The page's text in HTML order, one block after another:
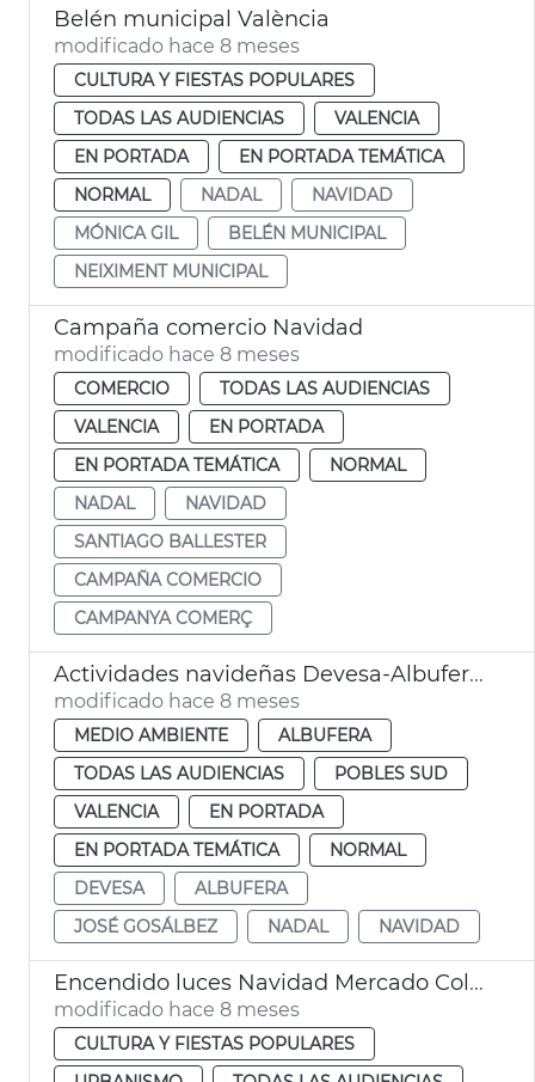
Belén municipal València
modificado hace 8 meses
CULTURA Y FIESTAS POPULARES
TODAS LAS AUDIENCIAS
VALENCIA
EN PORTADA
EN PORTADA TEMÁTICA
NORMAL
NADAL
NAVIDAD
MÓNICA GIL
BELÉN MUNICIPAL
NEIXIMENT MUNICIPAL
Campaña comercio Navidad
modificado hace 8 meses
COMERCIO
TODAS LAS AUDIENCIAS
VALENCIA
EN PORTADA
EN PORTADA TEMÁTICA
NORMAL
NADAL
NAVIDAD
SANTIAGO BALLESTER
CAMPAÑA COMERCIO
CAMPANYA COMERÇ
Actividades navideñas Devesa-Albufera València
modificado hace 8 meses
MEDIO AMBIENTE
ALBUFERA
TODAS LAS AUDIENCIAS
POBLES SUD
VALENCIA
EN PORTADA
EN PORTADA TEMÁTICA
NORMAL
DEVESA
ALBUFERA
JOSÉ GOSÁLBEZ
NADAL NAVIDAD
Encendido luces Navidad Mercado Colón València
modificado hace 8 meses
CULTURA Y FIESTAS POPULARES